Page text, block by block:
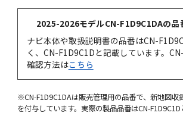
2025-2026モデルCN-F1D9C1DAの品
ナビ本体や取扱説明書の品番はCN-
く、CN-F1D9C1Dと記載しています。
確認方法はこちら
※CN-F1D9C1DAは販売管理用の品番で、新地図収
を付与しています。実際の製品品番はCN-F1D9C1D